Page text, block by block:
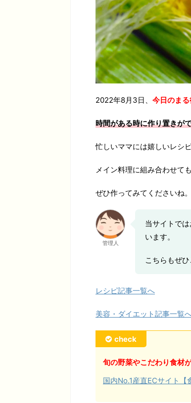
2022年8月3日、 今日のまる
時間がある時に作り置きが
忙しいママには嬉しいレシピ
メイン料理に組み合わせて
ぜひ作ってみてくださいね。
管理人
当サイトで
います。
こちらもぜ
レシピ記事一覧へ
美容・ダイエット記事一覧
check
旬の野菜やこだわり食材
国内No.1産直ECサイト